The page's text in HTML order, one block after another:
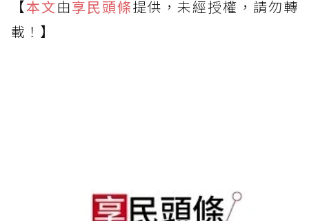
【本文由享民頭條提供，未經授權，請勿轉
載！】